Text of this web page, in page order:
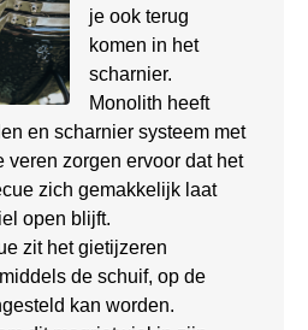
je ook terug
komen in het
scharnier.
Monolith heeft
en scharnier systeem met
veren zorgen ervoor dat het
zich gemakkelijk laat
open blijft.
zit het gietijzeren
de schuif, op de
kan worden.